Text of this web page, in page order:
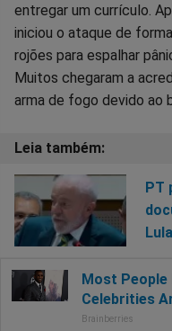
entregar um currículo.
iniciou o ataque de
rojões para espalhar
Muitos chegaram a
arma de fogo devido ao
PT
Lula